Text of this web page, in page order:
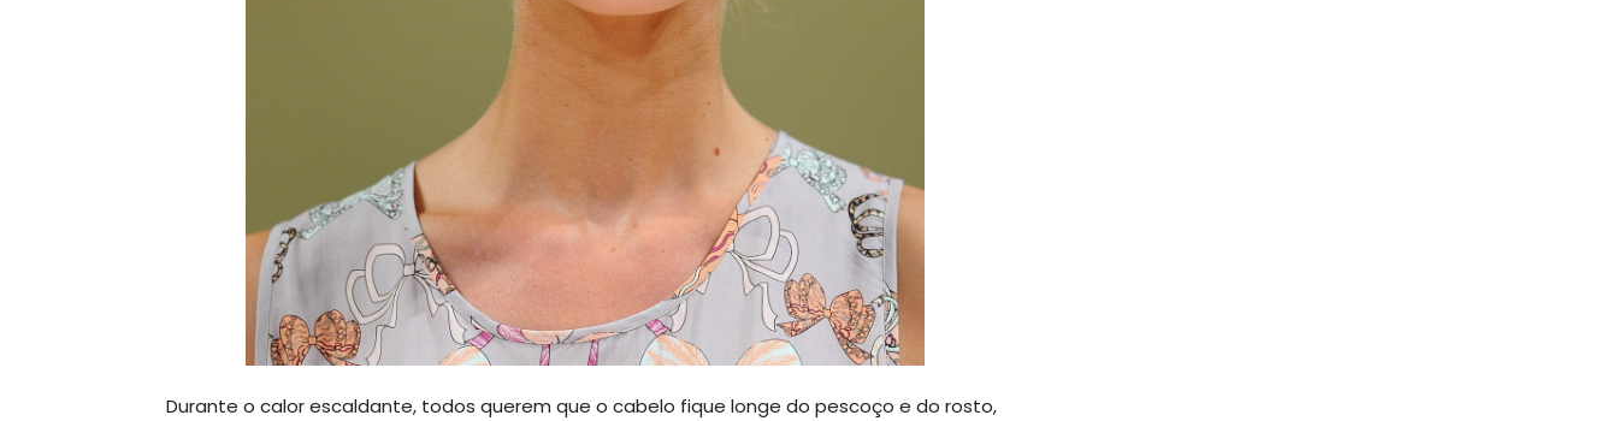
Durante o calor escaldante, todos querem que o cabelo fique longe do pescoço e do rosto,